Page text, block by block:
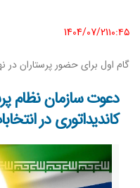
1404/07/21١٠:٤٥
گام اول برای حضور پرستاران در
دعوت سازمان نظام
کاندیداتوری در